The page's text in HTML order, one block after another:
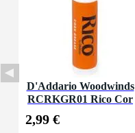
D'Addario Woodwinds
RCRKGR01 Rico Cor
2,99 €